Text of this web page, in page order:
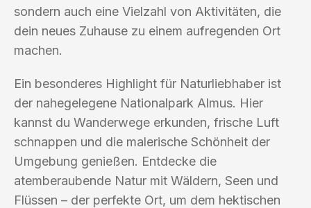
sondern auch eine Vielzahl von Aktivitäten, die
dein neues Zuhause zu einem aufregenden Ort
machen.
Ein besonderes Highlight für Naturliebhaber ist
der nahegelegene Nationalpark Almus. Hier
kannst du Wanderwege erkunden, frische Luft
schnappen und die malerische Schönheit der
Umgebung genießen. Entdecke die
atemberaubende Natur mit Wäldern, Seen und
Flüssen – der perfekte Ort, um dem hektischen